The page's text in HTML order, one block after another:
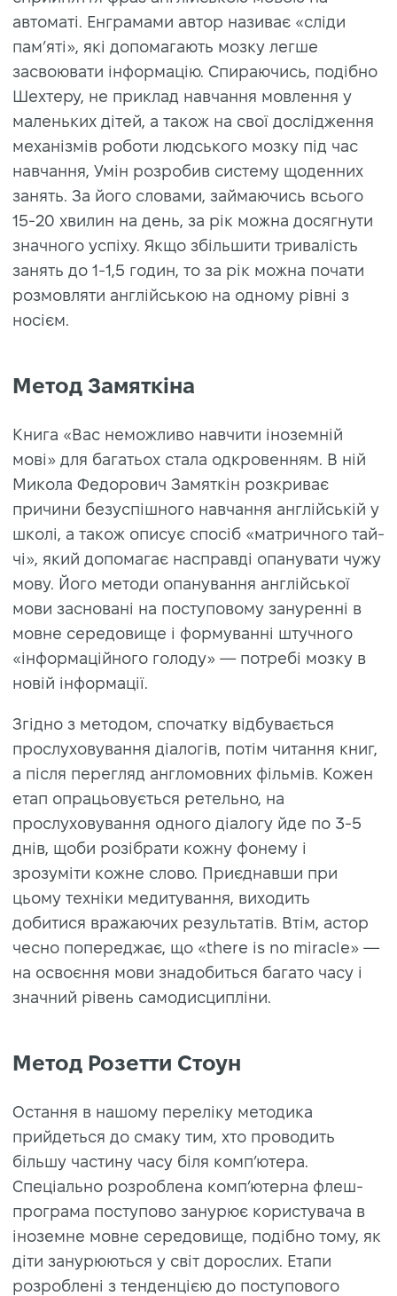
автоматі. Енграмами автор називає «сліди
пам’яті», які допомагають мозку легше
засвоювати інформацію. Спираючись, подібно
Шехтеру, не приклад навчання мовлення у
маленьких дітей, а також на свої дослідження
механізмів роботи людського мозку під час
навчання, Умін розробив систему щоденних
занять. За його словами, займаючись всього
15-20 хвилин на день, за рік можна досягнути
значного успіху. Якщо збільшити тривалість
занять до 1-1,5 годин, то за рік можна почати
розмовляти англійською на одному рівні з
носієм.
Метод Замяткіна
Книга «Вас неможливо навчити іноземній
мові» для багатьох стала одкровенням. В ній
Микола Федорович Замяткін розкриває
причини безуспішного навчання англійській у
школі, а також описує спосіб «матричного тай-
чі», який допомагає насправді опанувати чужу
мову. Його методи опанування англійської
мови засновані на поступовому зануренні в
мовне середовище і формуванні штучного
«інформаційного голоду» — потребі мозку в
новій інформації.
Згідно з методом, спочатку відбувається
прослуховування діалогів, потім читання книг,
а після перегляд англомовних фільмів. Кожен
етап опрацьовується ретельно, на
прослуховування одного діалогу йде по 3-5
днів, щоби розібрати кожну фонему і
зрозуміти кожне слово. Приєднавши при
цьому техніки медитування, виходить
добитися вражаючих результатів. Втім, астор
чесно попереджає, що «there is no miracle» —
на освоєння мови знадобиться багато часу і
значний рівень самодисципліни.
Метод Розетти Стоун
Остання в нашому переліку методика
прийдеться до смаку тим, хто проводить
більшу частину часу біля комп’ютера.
Спеціально розроблена комп’ютерна флеш-
програма поступово занурює користувача в
іноземне мовне середовище, подібно тому, як
діти занурюються у світ дорослих. Етапи
розроблені з тенденцією до поступового